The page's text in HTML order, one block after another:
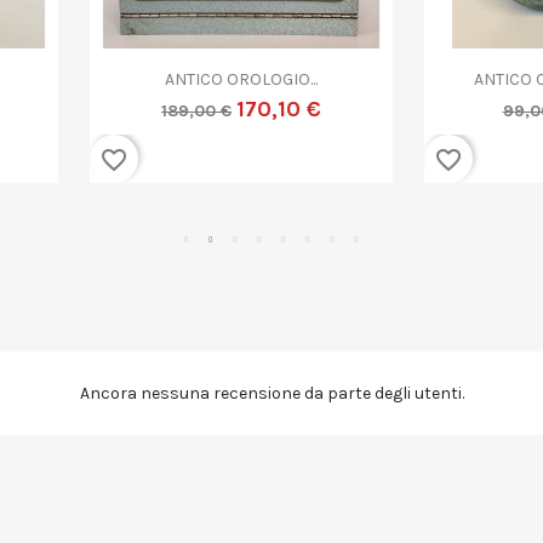
ANTICO CESTINO VINTAGE...
89,10 €
Anteprima
GRANDE VASO VETRO
179,10 €
Ancora nessuna recensione da parte degli utenti.